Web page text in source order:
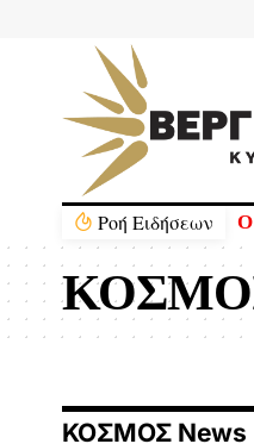
Ρoή Ειδήσεων Ο
ΚΟΣΜΟΣ News